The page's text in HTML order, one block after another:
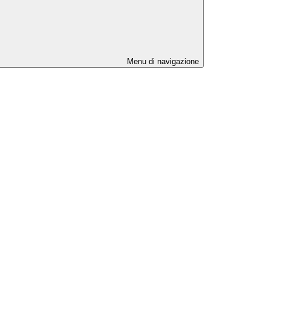
Menu di navigazione